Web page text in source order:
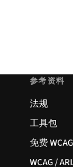
参考资料
法规
工具包
免费
WCAG /